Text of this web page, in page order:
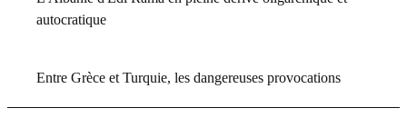
autocratique
Entre Grèce et Turquie, les dangereuses provocations